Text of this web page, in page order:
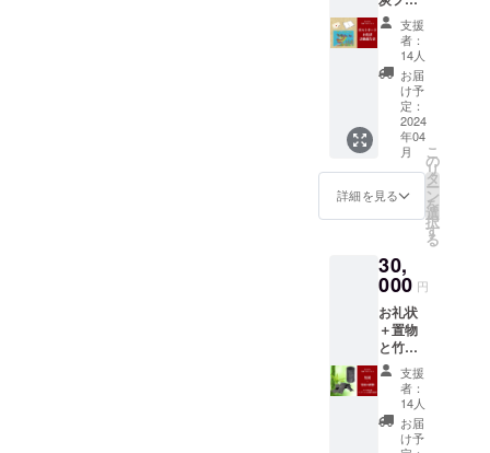
約200グ
ラムで
す。
消臭・
除湿作
用があ
り、部
屋のイ
ンテリ
アとし
て利用
の際、
アトリ
エイン
カーブ
のアー
ティス
ト湯元
光男さ
んのプ
リント
作品
ジェク
トを応
援！】
プロ
ジェク
トを純
粋に応
援して
いただ
ける方
向けの
リター
ンで
礼状＋
ポスト
カード
＋活動
報告書
をお届
けしま
す。 活
動報告
書は
データ
支援
者：
14人
お届
け予
定：
2024
年04
月
詳細を見る
こ
の
リ
タ
ー
ン
を
選
択
す
る
30,
000 円
お礼状
＋置物
と竹炭
のセッ
トで
す。 使
用して
いる竹
支援
者：
14人
お届
け予